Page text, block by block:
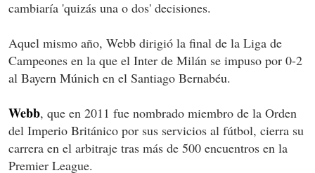
cambiaría 'quizás una o dos' decisiones.
Aquel mismo año, Webb dirigió la final de la Liga de
Campeones en la que el Inter de Milán se impuso por 0-2
al Bayern Múnich en el Santiago Bernabéu.
Webb, que en 2011 fue nombrado miembro de la Orden
del Imperio Británico por sus servicios al fútbol, cierra su
carrera en el arbitraje tras más de 500 encuentros en la
Premier League.